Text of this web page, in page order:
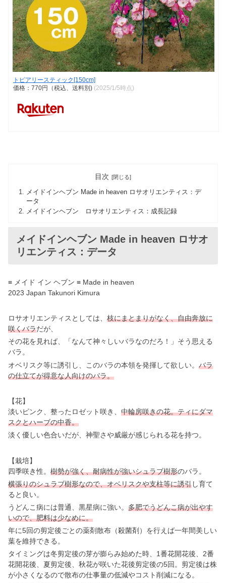
トピアリースティック[150cm]
価格：770円（税込、送料別) (2025/1/5時点)
目次
メイドインヘブン Made in heaven ロサオリエンティス：デ
ータ
メイドインヘブン ロサオリエンティス：成長記録
メイドインヘブン Made in heaven ロサオ
リエンティス：データ
≡ メイド イン ヘブン ≡ Made in heaven
2023 Japan Takunori Kimura
ロサオリエンティスとしては、 枝にまとまりがなく、自由奔放に
咲くバラだが、
その花を見れば、「なんて神々しいバラなのだろ！」そう思える
バラ。
オベリスク等に誘引し、このバラの本領を発揮して欲しい。 バラ
の仕立てが得意な人向けのバラ。
【花】
淡いピンク、整ったロゼット咲き、 中輪房咲きの花。ティにダマ
スクとハーブの中香。
淡く優しい色合いだが、神聖さや威厳が感じられる花を持つ。
【栽培】
四季咲き性。 樹勢が強く、耐病性が強いシュラブ樹形のバラ。
横張りのシュラブ樹形なので、オベリスクや支柱等に誘引し育て
ると良い。
うどんこ病には普通、黒星病に強い。 多肥でうどんこ病が出やす
いので、肥料は少なめに。
年に5回の剪定後ごとの薬剤散布（殺菌剤）を行えば一年間美しい
葉を維持できる。
タイミングは冬剪定後の芽が膨らみ始めた時、1番花開花後、2番
花開花後、夏剪定後、秋花が咲いた花後剪定後の5回。剪定後は株
が小さくなるので散布の仕事量の低減やコスト削減になる。